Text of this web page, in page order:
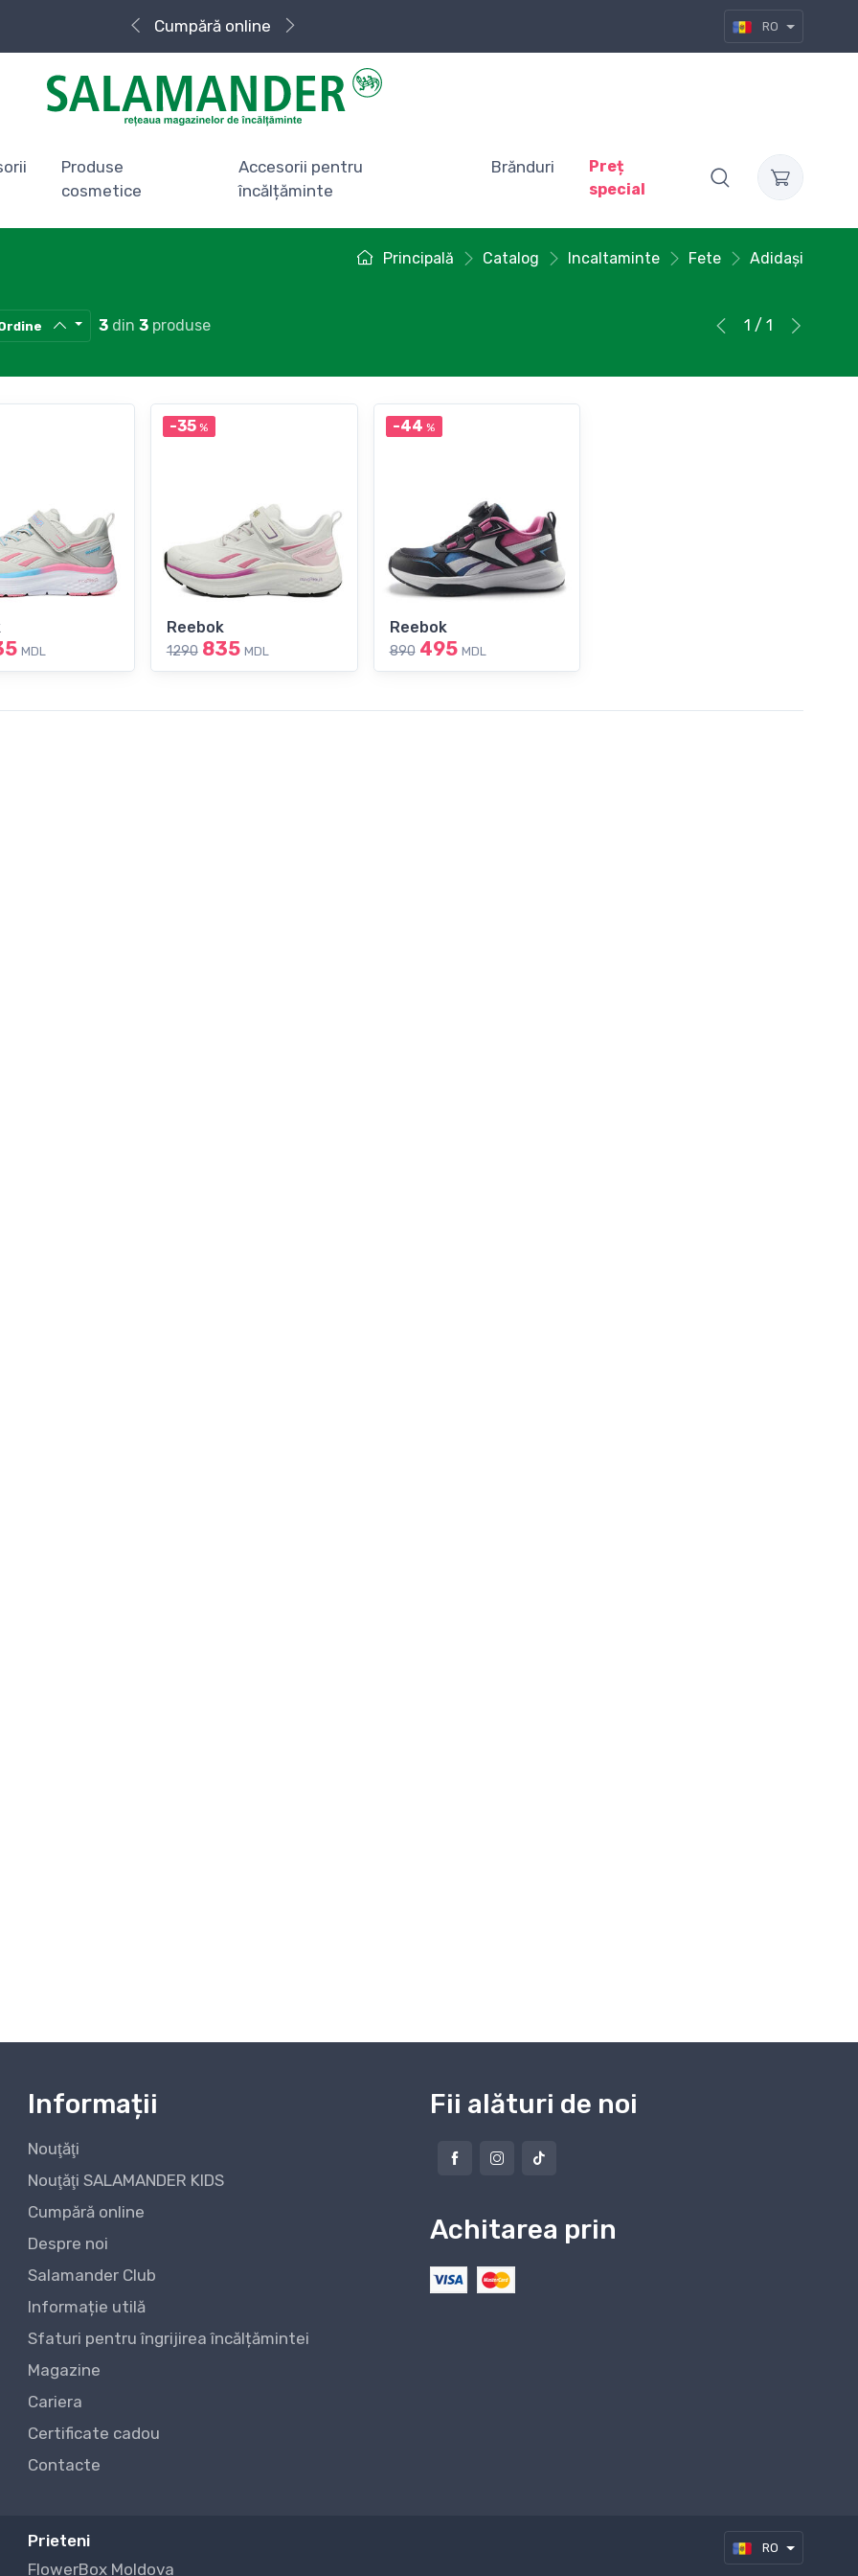
Cumpără
online
Livrare rapidă RO
Produse
cosmetice
Accesorii pentru
încălțăminte
Brănduri
Preț
special
Principală Catalog Incaltaminte Fete Adidași
3 din 3 produse 1 / 1
MDL
-35 %
Reebok
1290 835 MDL
-44 %
Reebok
890 495 MDL
Informații
Nouţăţi
Nouţăţi SALAMANDER KIDS
Cumpără online
Despre noi
Salamander Club
Informație utilă
Sfaturi pentru îngrijirea încălțămintei
Magazine
Cariera
Certificate cadou
Contacte
Fii alături de noi
Achitarea prin
Prieteni
FlowerBox Moldova
RO